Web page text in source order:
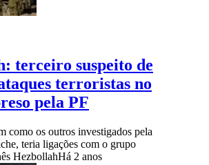
terceiro suspeito de
terroristas no
pela PF
como os outros investigados pela
teria ligações com o grupo
HezbollahHá 2 anos